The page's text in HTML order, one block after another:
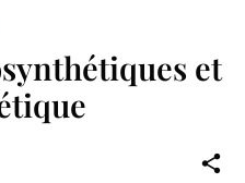
et